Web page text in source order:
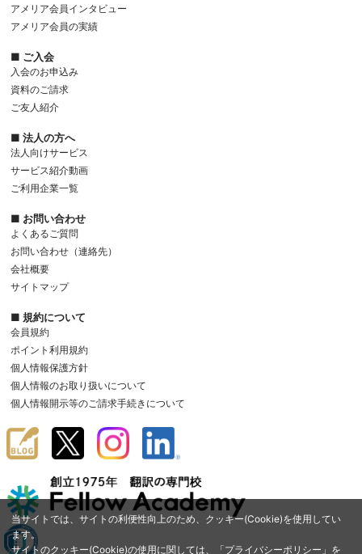
当サイトでは、サイトの利便性向上のため、クッキー(Cookie)を使用してい
ます。
サイトのクッキー(Cookie)の使用に関しては、「プライバシーポリシー 」を
アメリア会員インタビュー
アメリア会員の実績
■ ご入会
入会のお申込み
資料のご請求
ご友人紹介
■ 法人の方へ
法人向けサービス
サービス紹介動画
ご利用企業一覧
■ お問い合わせ
よくあるご質問
お問い合わせ（連絡先）
会社概要
サイトマップ
■ 規約について
会員規約
ポイント利用規約
個人情報保護方針
個人情報のお取り扱いについて
個人情報開示等のご請求手続きについて